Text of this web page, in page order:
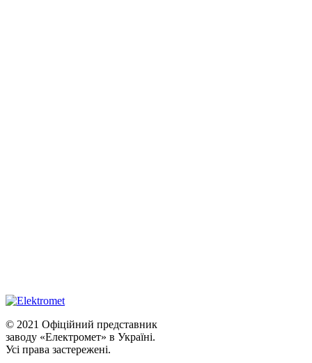
© 2021 Офіційний представник
заводу «Електромет» в Україні.
Усі права застережені.